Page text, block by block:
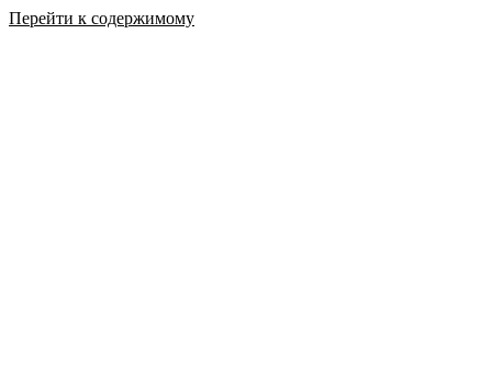
Перейти к содержимому